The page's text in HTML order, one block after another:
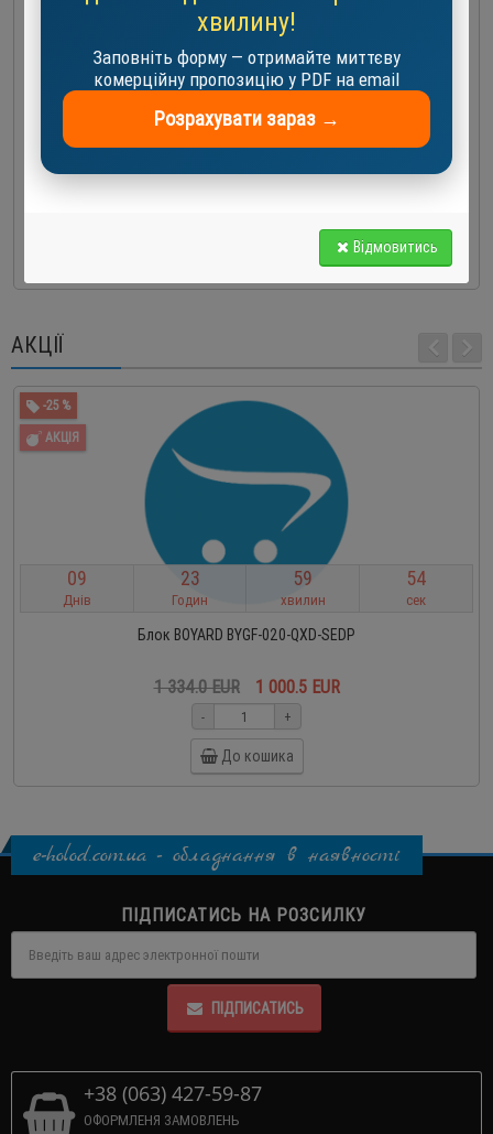
АКЦІЇ
-25 %
АКЦІЯ
09
Днів
23
Годин
59
хвилин
53
сек
Блок BOYARD BYGF-020-QXD-SEDP
1 334.0 EUR 1 000.5 EUR
- +
До кошика
e-holod.com.ua - обладнання в наявності
ПІДПИСАТИСЬ НА РОЗСИЛКУ
ПІДПИСАТИСЬ
+38 (063) 427-59-87
ОФОРМЛЕНЯ ЗАМОВЛЕНЬ
хвилину!
Заповніть форму — отримайте миттєву
комерційну пропозицію у PDF на email
Розрахувати зараз →
Відмовитись